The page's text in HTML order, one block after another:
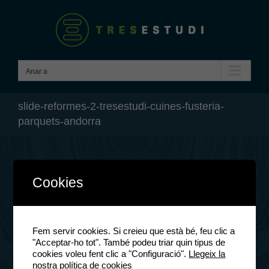
Anar a
slide-reformes-2-tresestudi-cuines-fusteria-
parquets-andorra
Cookies
Fem servir cookies. Si creieu que està bé, feu clic a
"Acceptar-ho tot". També podeu triar quin tipus de
cookies voleu fent clic a "Configuració". Llegeix la
nostra política de cookies